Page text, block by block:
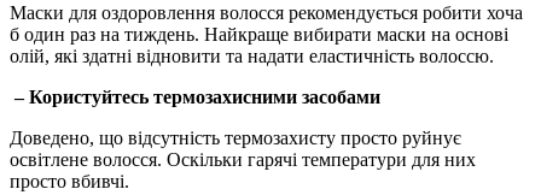
Маски для оздоровлення волосся рекомендується робити хоча
б один раз на тиждень. Найкраще вибирати маски на основі
олій, які здатні відновити та надати еластичність волоссю.
– Користуйтесь термозахисними засобами
Доведено, що відсутність термозахисту просто руйнує
освітлене волосся. Оскільки гарячі температури для них
просто вбивчі.